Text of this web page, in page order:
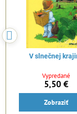
Ospravedlnění a
Skladom
15,50 €
Do košíka